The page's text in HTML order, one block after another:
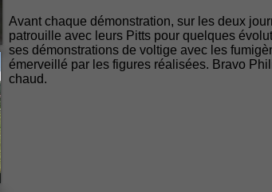
Avant chaque démonstration, sur les deux
patrouille avec leurs Pitts pour quelques
ses démonstrations de voltige avec les
émerveillé par les figures réalisées. Bravo
chaud.